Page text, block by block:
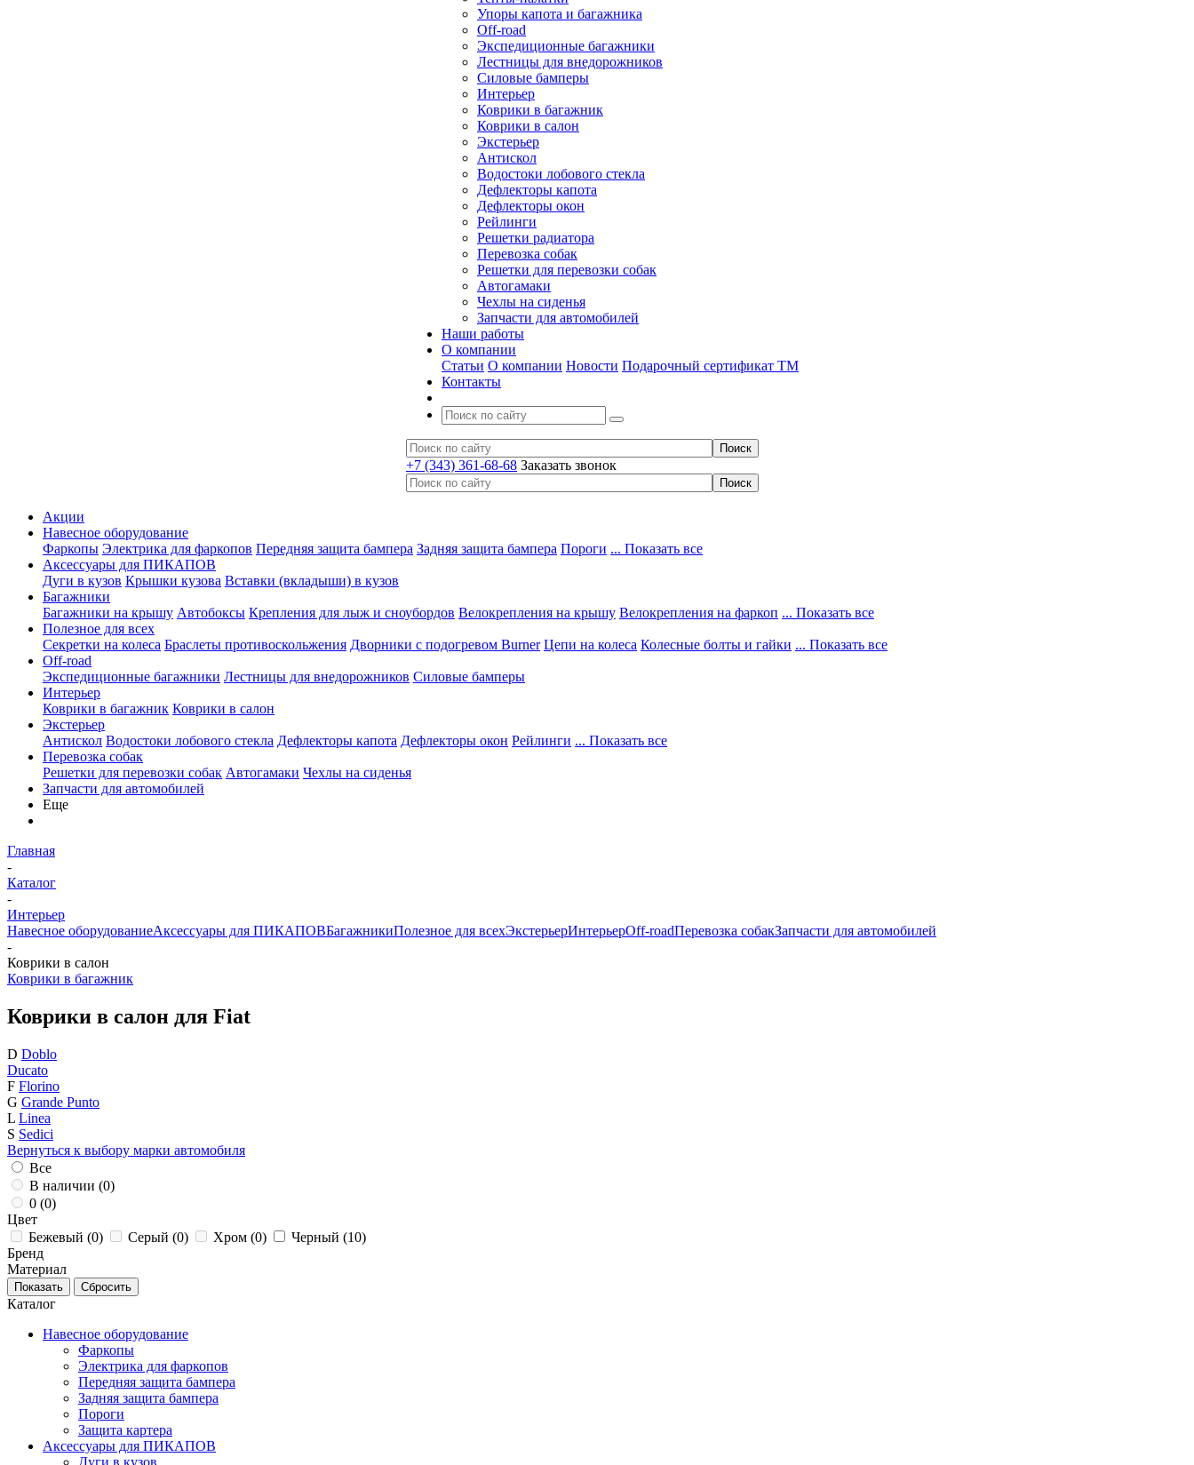
Упоры капота и багажника
Off-road
Экспедиционные багажники
Лестницы для внедорожников
Силовые бамперы
Интерьер
Коврики в багажник
Коврики в салон
Экстерьер
Антискол
Водостоки лобового стекла
Дефлекторы капота
Дефлекторы окон
Рейлинги
Решетки радиатора
Перевозка собак
Решетки для перевозки собак
Автогамаки
Чехлы на сиденья
Запчасти для автомобилей
Наши работы
О компании
Статьи О компании Новости Подарочный сертификат ТМ
Контакты
+7 (343) 361-68-68 Заказать звонок
Акции
Навесное оборудование
Фаркопы Электрика для фаркопов Передняя защита бампера Задняя защита бампера Пороги ... Показать все
Аксессуары для ПИКАПОВ
Дуги в кузов Крышки кузова Вставки (вкладыши) в кузов
Багажники
Багажники на крышу Автобоксы Крепления для лыж и сноубордов Велокрепления на крышу Велокрепления на фаркоп ... Показать все
Полезное для всех
Секретки на колеса Браслеты противоскольжения Дворники с подогревом Burner Цепи на колеса Колесные болты и гайки ... Показать все
Off-road
Экспедиционные багажники Лестницы для внедорожников Силовые бамперы
Интерьер
Коврики в багажник Коврики в салон
Экстерьер
Антискол Водостоки лобового стекла Дефлекторы капота Дефлекторы окон Рейлинги ... Показать все
Перевозка собак
Решетки для перевозки собак Автогамаки Чехлы на сиденья
Запчасти для автомобилей
Еще
Главная
-
Каталог
-
Интерьер
Навесное оборудованиеАксессуары для ПИКАПОВБагажникиПолезное для всехЭкстерьерИнтерьерOff-roadПеревозка собакЗапчасти для автомобилей
-
Коврики в салон
Коврики в багажник
Коврики в салон для Fiat
D Doblo
Ducato
F Florino
G Grande Punto
L Linea
S Sedici
Вернуться к выбору марки автомобиля
Все
В наличии (0)
0 (0)
Цвет
Бежевый (0) Серый (0) Хром (0) Черный (10)
Бренд
Материал
Каталог
Навесное оборудование
Фаркопы
Электрика для фаркопов
Передняя защита бампера
Задняя защита бампера
Пороги
Защита картера
Аксессуары для ПИКАПОВ
Дуги в кузов